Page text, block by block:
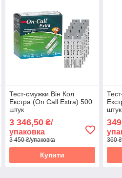
Тест-смужки Він Кол
Екстра (On Call Extra) 500
штук
3 346,50₴/
упаковка
3 450 ₴/упаковка
Купити
штук
360